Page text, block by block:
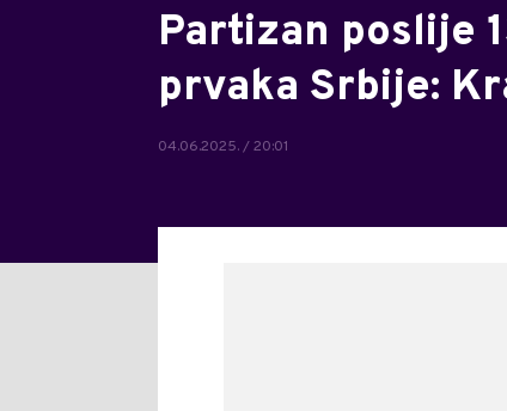
Partizan poslije
prvaka Srbije:
04.06.2025. / 20:01